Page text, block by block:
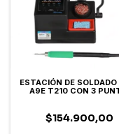
ESTACIÓN DE SOLDADO
A9E T210 CON 3
$154.900,00